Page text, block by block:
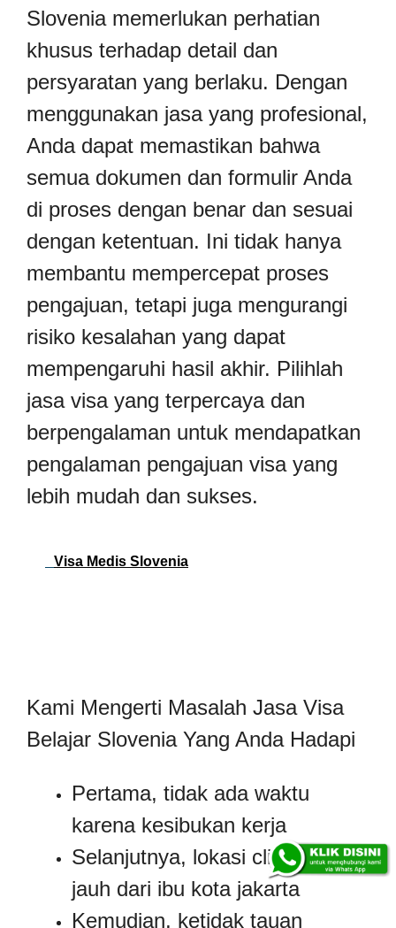
Slovenia memerlukan perhatian
khusus terhadap detail dan
persyaratan yang berlaku. Dengan
menggunakan jasa yang profesional,
Anda dapat memastikan bahwa
semua dokumen dan formulir Anda
di proses dengan benar dan sesuai
dengan ketentuan. Ini tidak hanya
membantu mempercepat proses
pengajuan, tetapi juga mengurangi
risiko kesalahan yang dapat
mempengaruhi hasil akhir. Pilihlah
jasa visa yang terpercaya dan
berpengalaman untuk mendapatkan
pengalaman pengajuan visa yang
lebih mudah dan sukses.
Visa Medis Slovenia
Kami Mengerti Masalah Jasa Visa
Belajar Slovenia Yang Anda Hadapi
Pertama, tidak ada waktu
karena kesibukan kerja
Selanjutnya, lokasi client yang
jauh dari ibu kota jakarta
Kemudian, ketidak tauan